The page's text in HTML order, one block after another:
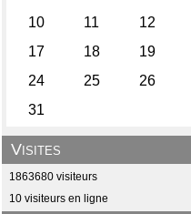
Visites
1863680 visiteurs
10 visiteurs en ligne